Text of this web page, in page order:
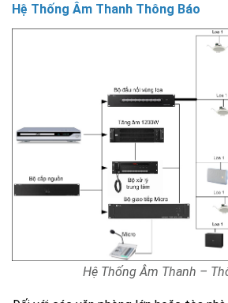
Hệ Thống Âm Thanh Thông Báo
Hệ Thống Âm Thanh –